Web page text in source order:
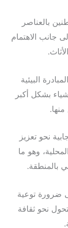
بالعناصر
جانب الاهتمام
البيئية
بشكل أكبر
نحو تعزيز
وهو ما
بالمنطقة.
ضرورة توعية
نحو ثقافة